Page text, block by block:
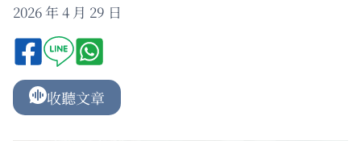
2026 年 4 月 29 日
收聽文章